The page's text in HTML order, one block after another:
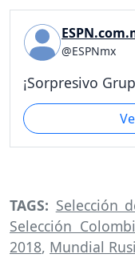
@ESPNmx
¡Sorpresivo
TAGS: Selección
Selección
2018, Mundial